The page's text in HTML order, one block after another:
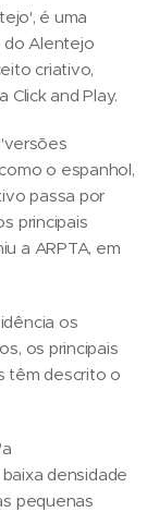
é uma
do Alentejo
criativo,
Click and Play.
o espanhol,
passa por
principais
a ARPTA, em
os
os principais
têm descrito o
densidade
pequenas